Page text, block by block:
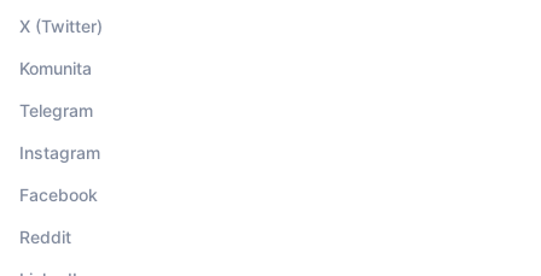
X (Twitter)
Komunita
Telegram
Instagram
Facebook
Reddit